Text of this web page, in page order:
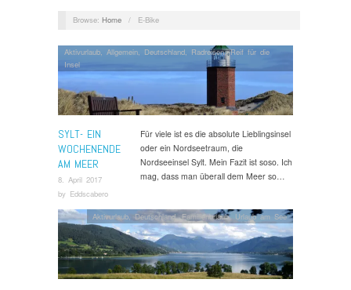
Browse: Home / E-Bike
SYLT- EIN
WOCHENENDE
AM MEER
8. April 2017
by Eddscabero
Aktivurlaub, Allgemein, Deutschland, Radreisen,Reif für die
Insel
Für viele ist es die absolute Lieblingsinsel
oder ein Nordseetraum, die
Nordseeinsel Sylt. Mein Fazit ist soso. Ich
mag, dass man überall dem Meer so…
Aktivurlaub ,Deutschland,Familienurlaub, Urlaub am See